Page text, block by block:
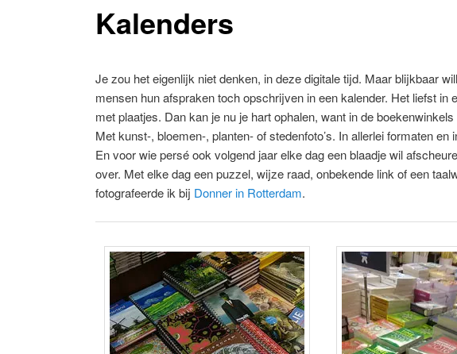
Kalenders
Je zou het eigenlijk niet denken, in deze digitale tijd. Maar blijkbaar
mensen hun afspraken toch opschrijven in een kalender. Het liefst in
met plaatjes. Dan kan je nu je hart ophalen, want in de
Met kunst-, bloemen-, planten- of stedenfoto’s. In allerlei formaten en
En voor wie persé ook volgend jaar elke dag een blaadje wil
over. Met elke dag een puzzel, wijze raad, onbekende link of een
fotografeerde ik bij Donner in Rotterdam.